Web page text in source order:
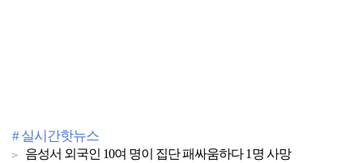
# 실시간핫뉴스
음성서 외국인 10여 명이 집단 패싸움하다 1명 사망